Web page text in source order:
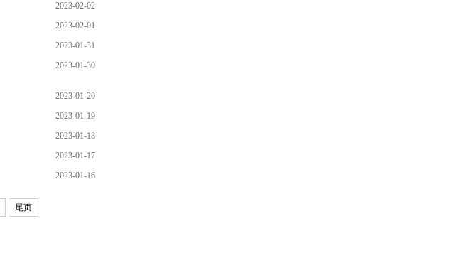
2023-02-02
2023-02-01
2023-01-31
2023-01-30
2023-01-20
2023-01-19
2023-01-18
2023-01-17
2023-01-16
尾页